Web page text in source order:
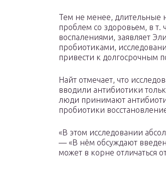
Тем не менее, длительные
проблем со здоровьем, в
воспалениями, заявляет
пробиотиками,
привести к долгосрочным
Найт отмечает, что
вводили антибиотики
люди принимают
пробиотики
«В этом исследовании
— «В нём обсуждают
может в корне отличаться